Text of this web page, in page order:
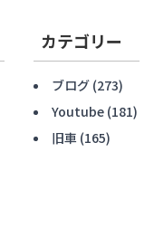
カテゴリー
ブログ(273)
Youtube(181)
旧車 (165)